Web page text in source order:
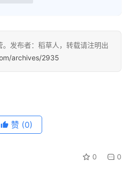
发布者：稻草人，转载请注明出
archives/2935
赞 (0)
0 0